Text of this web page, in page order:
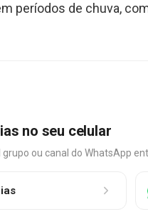
períodos de chuva,
no seu celular
grupo ou canal do WhatsApp